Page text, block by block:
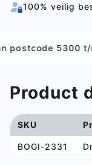
100% veilig
5300 t/m 6500
Product
SKU
BOGI-2331